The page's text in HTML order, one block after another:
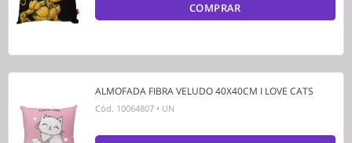
COMPRAR
ALMOFADA FIBRA VELUDO 40X40CM I LOVE CATS
Cód. 10064807 • UN